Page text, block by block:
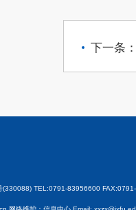
下一条
(330088) TEL:0791-83956600